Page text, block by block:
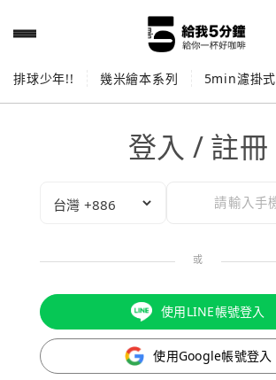
排球少年!! 幾米繪本系列 5min濾掛式
登入 / 註冊
或
使用LINE帳號登入
使用Google帳號登入